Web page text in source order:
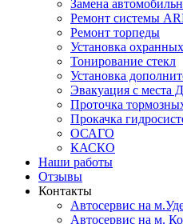
Замена
Ремонт системы
Ремонт торпеды
Установка
Тонирование стекл
Установка
Эвакуация с места
Проточка
Прокачка
ОСАГО
КАСКО
Наши работы
Отзывы
Контакты
Автосервис на
Автосервис на м.